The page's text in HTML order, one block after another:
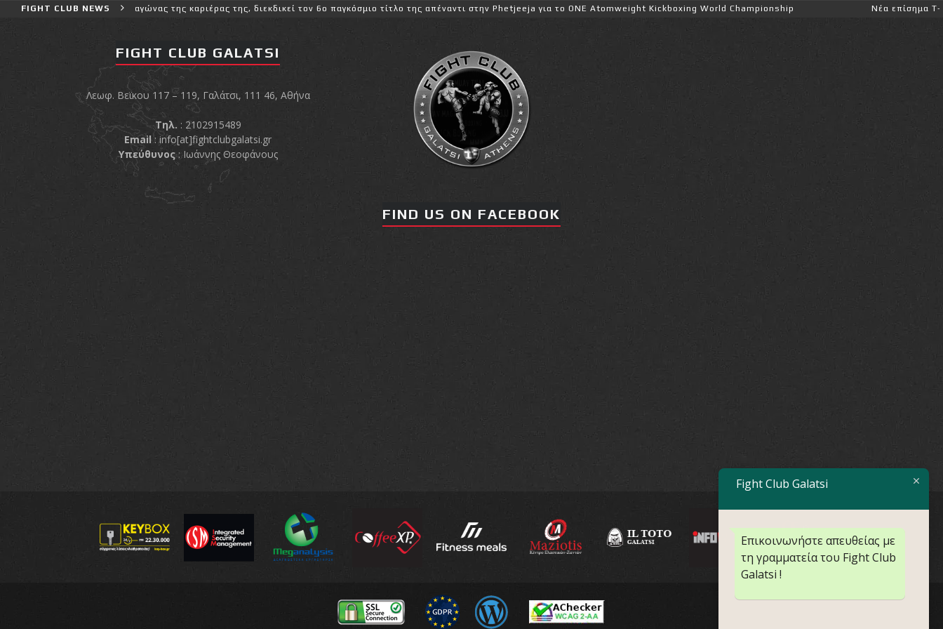
FIGHT CLUB NEWS
και πιο δύσκολο αγώνας της καριέρας της, διεκδικεί τον 6ο παγκόσμιο τίτλο της απέναντι στην Phetjeeja για το ONE Atomweight Kickboxing World Championship Νέα επίσημα T-shirts του
FIGHT CLUB GALATSI
Λεωφ. Βεϊκου 117 – 119, Γαλάτσι, 111 46, Αθήνα
Τηλ. : 2102915489
Email :info[at]fightclubgalatsi.gr
Υπεύθυνος: Ιωάννης Θεοφάνους
FIND US ON FACEBOOK
Fight Club Galatsi
Επικοινωνήστε απευθείας με
τη γραμματεία του Fight Club
Galatsi !